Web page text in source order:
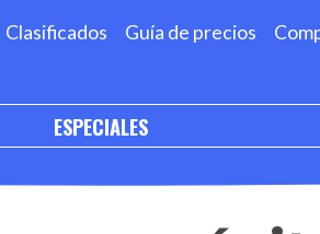
Clasificados Guía de precios
ESPECIALES